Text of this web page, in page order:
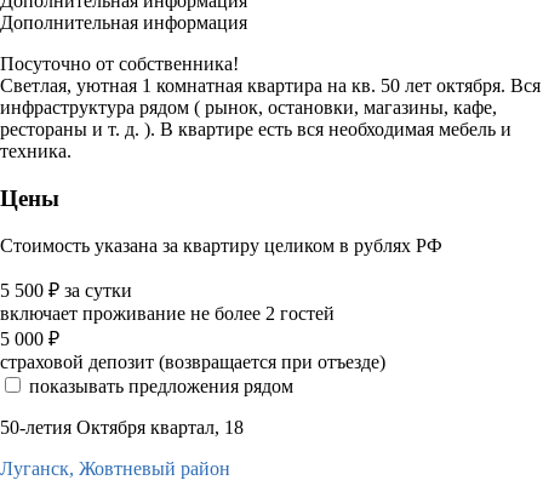
Дополнительная информация
Посуточно от собственника!
Светлая, уютная 1 комнатная квартира на кв. 50 лет октября. Вся
инфраструктура рядом ( рынок, остановки, магазины, кафе,
рестораны и т. д. ). В квартире есть вся необходимая мебель и
техника.
Цены
Стоимость указана за квартиру целиком в рублях РФ
5 500 ₽ за сутки
включает проживание не более 2 гостей
5 000 ₽
страховой депозит (возвращается при отъезде)
показывать предложения рядом
50-летия Октября квартал, 18
Луганск, Жовтневый район